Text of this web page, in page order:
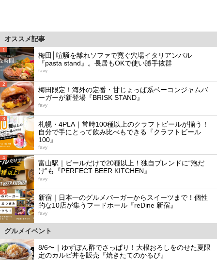
オススメ記事
1
梅田│喧騒を離れソファで寛ぐ穴場イタリアンバル
『pasta stand』。長居もOKで使い勝手抜群
favy
2
梅田限定！海外の定番・甘じょっぱ系ベーコンジャムバ
ーガーが新登場『BRISK STAND』
favy
3
札幌・4PLA｜常時100種以上のクラフトビールが揃う！
自分で手にとって飲み比べもできる『クラフトビール
100』
favy
4
富山駅｜ビールだけで20種以上！独自ブレンドに“泡だ
け”も『PERFECT BEER KITCHEN』
favy
5
新宿｜日本一のグルメバーガーからスイーツまで！個性
的な10店が集うフードホール『reDine 新宿』
favy
グルメイベント
8/6〜｜ゆずぽん酢でさっぱり！大根おろしをのせた夏限
定のカルビ丼を販売『焼きたてのかるび』